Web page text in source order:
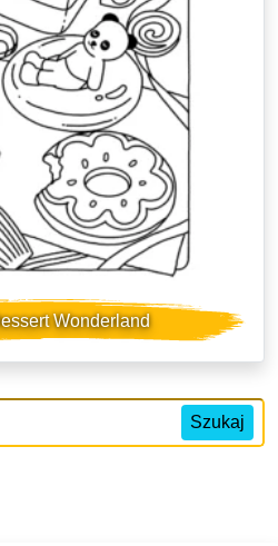
Wonderland
Szukaj